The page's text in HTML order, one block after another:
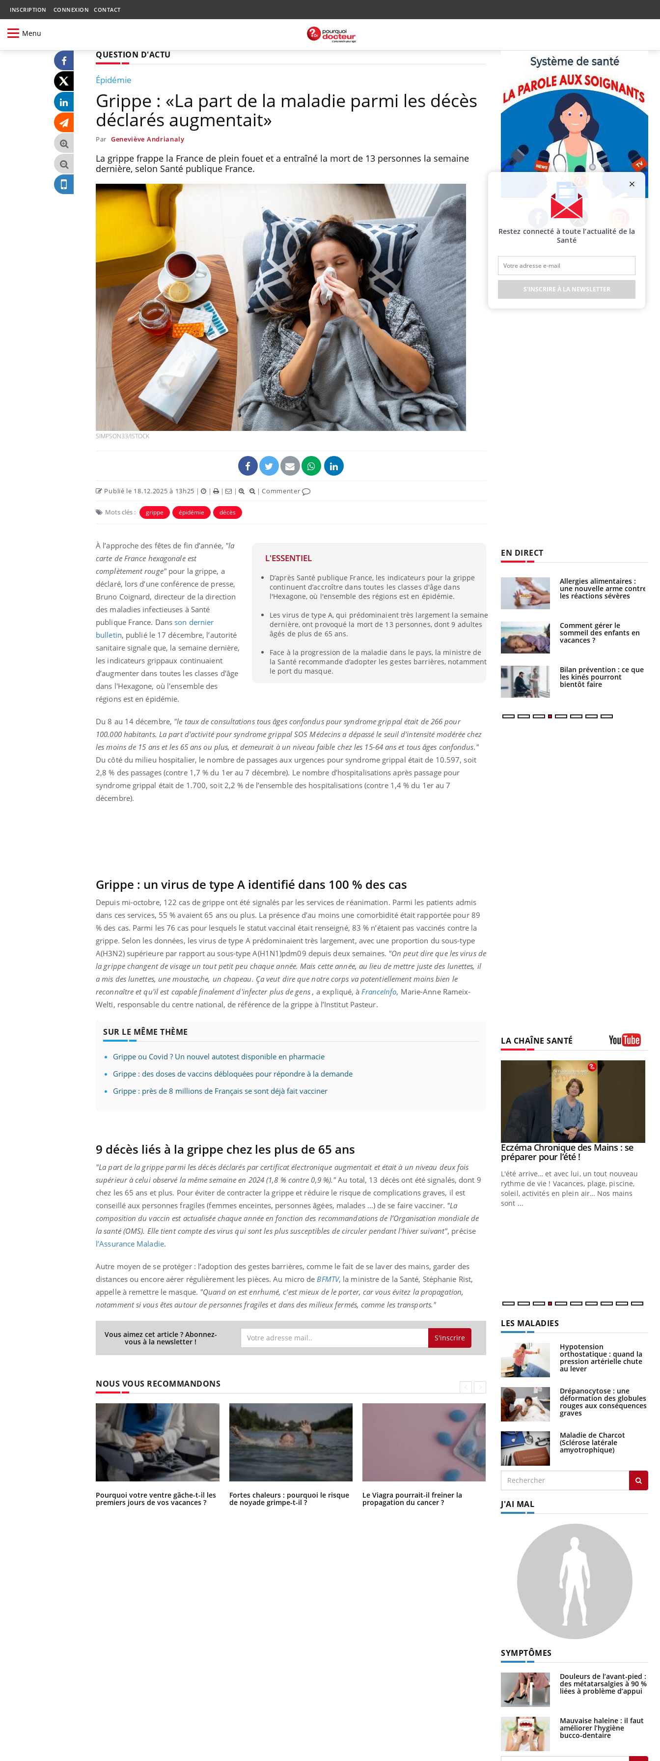
INSCRIPTION CONNEXION CONTACT
Menu
QUESTION D'ACTU
Épidémie
Grippe : «La part de la maladie parmi les décès
déclarés augmentait»
Par Geneviève Andrianaly
La grippe frappe la France de plein fouet et a entraîné la mort de 13 personnes la semaine
dernière, selon Santé publique France.
SIMPSON33/ISTOCK
Publié le 18.12.2025 à 13h25 | | | | |Commenter
Mots clés : grippe épidémie décès
L'ESSENTIEL
D’après Santé publique France, les indicateurs pour la grippe
continuent d’accroître dans toutes les classes d'âge dans
l'Hexagone, où l'ensemble des régions est en épidémie.
Les virus de type A, qui prédominaient très largement la semaine
dernière, ont provoqué la mort de 13 personnes, dont 9 adultes
âgés de plus de 65 ans.
Face à la progression de la maladie dans le pays, la ministre de
la Santé recommande d’adopter les gestes barrières, notamment
le port du masque.
À l’approche des fêtes de fin d’année, "la
carte de France hexagonale est
complètement rouge"pour la grippe, a
déclaré, lors d’une conférence de presse,
Bruno Coignard, directeur de la direction
des maladies infectieuses à Santé
publique France. Dans son dernier
bulletin, publié le 17 décembre, l’autorité
sanitaire signale que, la semaine dernière,
les indicateurs grippaux continuaient
d’augmenter dans toutes les classes d'âge
dans l'Hexagone, où l'ensemble des
régions est en épidémie.
Du 8 au 14 décembre, "le taux de consultations tous âges confondus pour syndrome grippal était de 266 pour
100.000 habitants. La part d'activité pour syndrome grippal SOS Médecins a dépassé le seuil d'intensité modérée chez
les moins de 15 ans et les 65 ans ou plus, et demeurait à un niveau faible chez les 15-64 ans et tous âges confondus."
Du côté du milieu hospitalier, le nombre de passages aux urgences pour syndrome grippal était de 10.597, soit
2,8 % des passages (contre 1,7 % du 1er au 7 décembre). Le nombre d’hospitalisations après passage pour
syndrome grippal était de 1.700, soit 2,2 % de l’ensemble des hospitalisations (contre 1,4 % du 1er au 7
décembre).
Grippe : un virus de type A identifié dans 100 % des cas
Depuis mi-octobre, 122 cas de grippe ont été signalés par les services de réanimation. Parmi les patients admis
dans ces services, 55 % avaient 65 ans ou plus. La présence d’au moins une comorbidité était rapportée pour 89
% des cas. Parmi les 76 cas pour lesquels le statut vaccinal était renseigné, 83 % n’étaient pas vaccinés contre la
grippe. Selon les données, les virus de type A prédominaient très largement, avec une proportion du sous-type
A(H3N2) supérieure par rapport au sous-type A(H1N1)pdm09 depuis deux semaines. "On peut dire que les virus de
la grippe changent de visage un tout petit peu chaque année. Mais cette année, au lieu de mettre juste des lunettes, il
a mis des lunettes, une moustache, un chapeau. Ça veut dire que notre corps va potentiellement moins bien le
reconnaître et qu'il est capable finalement d'infecter plus de gens , a expliqué, à FranceInfo, Marie-Anne Rameix-
Welti, responsable du centre national, de référence de la grippe à l’Institut Pasteur.
SUR LE MÊME THÈME
Grippe ou Covid ? Un nouvel autotest disponible en pharmacie
Grippe : des doses de vaccins débloquées pour répondre à la demande
Grippe : près de 8 millions de Français se sont déjà fait vacciner
9 décès liés à la grippe chez les plus de 65 ans
"La part de la grippe parmi les décès déclarés par certificat électronique augmentait et était à un niveau deux fois
supérieur à celui observé la même semaine en 2024 (1,8 % contre 0,9 %)." Au total, 13 décès ont été signalés, dont 9
chez les 65 ans et plus. Pour éviter de contracter la grippe et réduire le risque de complications graves, il est
conseillé aux personnes fragiles (femmes enceintes, personnes âgées, malades …) de se faire vacciner. "La
composition du vaccin est actualisée chaque année en fonction des recommandations de l’Organisation mondiale de
la santé (OMS). Elle tient compte des virus qui sont les plus susceptibles de circuler pendant l’hiver suivant", précise
l’Assurance Maladie.
Autre moyen de se protéger : l’adoption des gestes barrières, comme le fait de se laver des mains, garder des
distances ou encore aérer régulièrement les pièces. Au micro de BFMTV, la ministre de la Santé, Stéphanie Rist,
appelle à remettre le masque. "Quand on est enrhumé, c’est mieux de le porter, car vous évitez la propagation,
notamment si vous êtes autour de personnes fragiles et dans des milieux fermés, comme les transports."
Vous aimez cet article ? Abonnez-
vous à la newsletter ! S'inscrire
NOUS VOUS RECOMMANDONS
Pourquoi votre ventre gâche-t-il les
premiers jours de vos vacances ?
Fortes chaleurs : pourquoi le risque
de noyade grimpe-t-il ?
Le Viagra pourrait-il freiner la
propagation du cancer ?
Pourquoi manger moins de
protéines pourrait finalement être
bénéfique
Facebook Twitter Instagram
EN DIRECT
Pourquoi votre ventre
gâche-t-il les premiers
jours de vos vacances ?
Fortes chaleurs :
pourquoi le risque de
noyade grimpe-t-il ?
Le Viagra pourrait-il
freiner la propagation du
cancer ?
Pourquoi manger moins
de protéines pourrait
finalement être bénéfique
Grossesse et chaleur : ce
que dit la science
Le smartphone nuit-il à
l'apprentissage de la
Mordue par une tique en
vacances, elle reste dans
le coma pendant 42 jours
Mordue par un
Allergies alimentaires :
une nouvelle arme contre
les réactions sévères
Comment gérer le
sommeil des enfants en
vacances ?
Bilan prévention : ce que
les kinés pourront
bientôt faire
LA CHAÎNE SANTÉ
Eczéma Chronique des Mains :
expliquer ma maladieYoutube
Il y a des sujets qui sont faciles à aborder...
d'autres non ! D'un côté, poser des
questions sur la maladie d'un proche c'est
Youtube
Carence en fer : comprendre pour
prévenirYoutube
Fatigue, irritabilité, brouillard mental ou
même alopécie… Les symptômes de la
carence en fer sont multiples ce qui la rend
...
Youtube
Insuline & Charge mentale : et si on
osait en parler??
En 2026, l'insuline dans le diabète de type 2
reste entourée d'idées reçues chez les
patients comme parfois chez les soignants.
Youtube
Eczéma Chronique des Mains : se
préparer pour l’été !Youtube
L'été arrive… et avec lui, un tout nouveau
rythme de vie ! Vacances, plage, piscine,
soleil, activités en plein air… Nos mains
sont ...
LES MALADIES
Hypotension
orthostatique : quand la
pression artérielle chute
au lever
Drépanocytose : une
déformation des globules
rouges aux conséquences
graves
Maladie de Charcot
(Sclérose latérale
amyotrophique)
J'AI MAL
SYMPTÔMES
Douleurs de l’avant-pied :
des métatarsalgies à 90 %
liées à problème d’appui
Mauvaise haleine : il faut
améliorer l’hygiène
bucco-dentaire
Restez connecté à toute l’actualité de la
Santé
S'INSCRIRE À LA NEWSLETTER